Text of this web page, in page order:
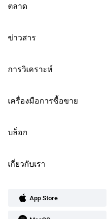
ตลาด
ข่าวสาร
การวิเคราะห์
เครื่องมือการซื้อขาย
บล็อก
เกี่ยวกับเรา
App Store